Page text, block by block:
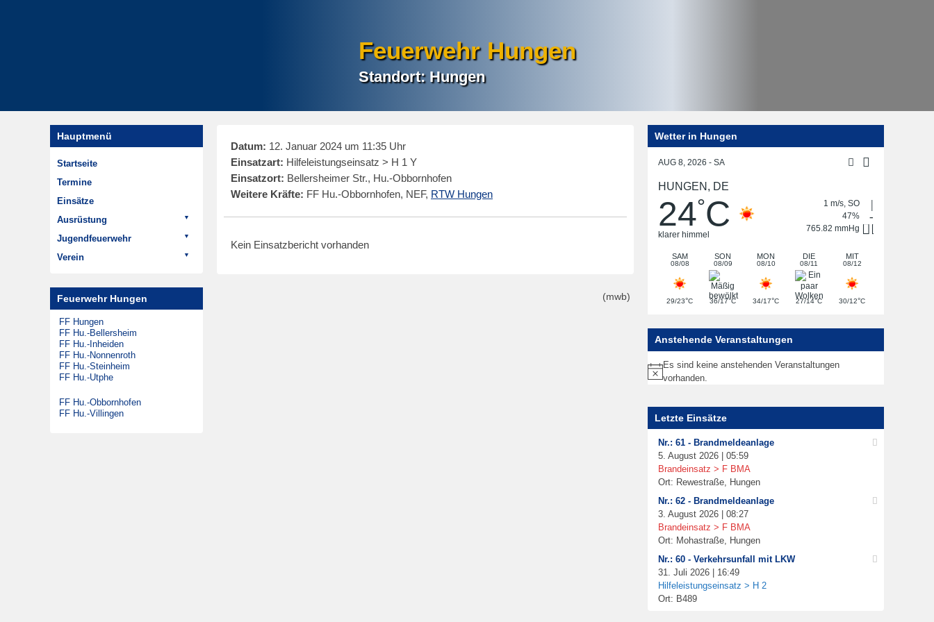
Feuerwehr Hungen
Standort: Hungen
navigation
Datum: 12. Januar 2024 um 11:35 Uhr
Einsatzart: Hilfeleistungseinsatz > H 1 Y
Einsatzort: Bellersheimer Str., Hu.-Obbornhofen
Weitere Kräfte: FF Hu.-Obbornhofen, NEF, RTW Hungen
Kein Einsatzbericht vorhanden
(mwb)
Wetter in Hungen
AUG 8, 2026 - SA
HUNGEN, DE
24°C
klarer himmel
1 m/s, SO
47%
765.82 mmHg
SAM
08/08
SON
08/09
MON
08/10
DIE
08/11
MIT
08/12
29/23°C 36/17°C 34/17°C 27/14°C 30/12°C
Anstehende Veranstaltungen
Hinweis
Es sind keine anstehenden Veranstaltungen
vorhanden.
Letzte Einsätze
Nr.: 61 - Brandmeldeanlage
5. August 2026 | 05:59
Brandeinsatz > F BMA
Ort: Rewestraße, Hungen
Nr.: 62 - Brandmeldeanlage
3. August 2026 | 08:27
Brandeinsatz > F BMA
Ort: Mohastraße, Hungen
Nr.: 60 - Verkehrsunfall mit LKW
31. Juli 2026 | 16:49
Hilfeleistungseinsatz > H 2
Ort: B489
Hauptmenü
Startseite
Termine
Einsätze
Ausrüstung
Fahrzeuge
HTLF 16
LF 8/6
DLK 23/12
GW-G
SW 2000 Tr
MTW
KdoW
Gabelstapler
Jugendfeuerwehr
Termine
Jugendfeuerwehr
Verein
Rückblick
Satzung
Beitrittserklärung
Feuerwehr Hungen
FF Hungen
FF Hu.-Bellersheim
FF Hu.-Inheiden
FF Hu.-Nonnenroth
FF Hu.-Steinheim
FF Hu.-Utphe
FF Hu.-Obbornhofen
FF Hu.-Villingen